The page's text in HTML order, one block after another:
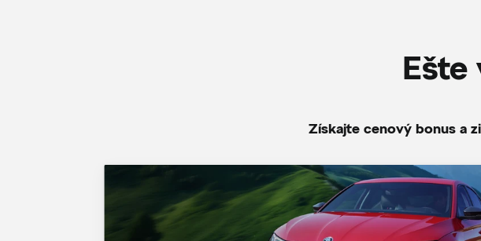
Ešte
Získajte cenový bonus a